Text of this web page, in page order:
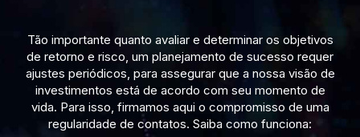
Tão importante quanto avaliar e determinar os objetivos
de retorno e risco, um planejamento de sucesso requer
ajustes periódicos, para assegurar que a nossa visão de
investimentos está de acordo com seu momento de
vida. Para isso, firmamos aqui o compromisso de uma
regularidade de contatos. Saiba como funciona: